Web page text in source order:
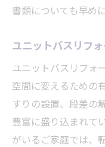
書類についても早め
ユニットバスリフ
ユニットバスリフォ
空間に変えるための
すりの設置、段差の
豊富に盛り込まれて
がいるご家庭では、